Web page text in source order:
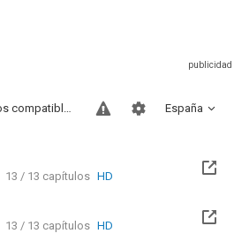
España
Sitios compatibles
13 / 13 capítulos HD
13 / 13 capítulos HD